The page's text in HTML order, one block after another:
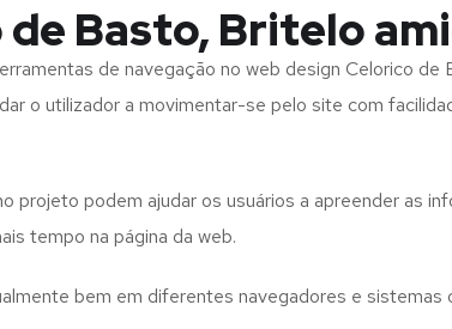
Basto, Britelo
de navegação no web design Celorico de
o utilizador a movimentar-se pelo site com
projeto podem ajudar os usuários a apreender as
tempo na página da web.
bem em diferentes navegadores e sistemas